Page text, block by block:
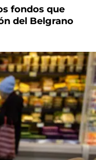
fondos que
del Belgrano